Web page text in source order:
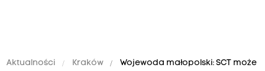
Aktualności Kraków
Wojewoda małopolski: SCT może